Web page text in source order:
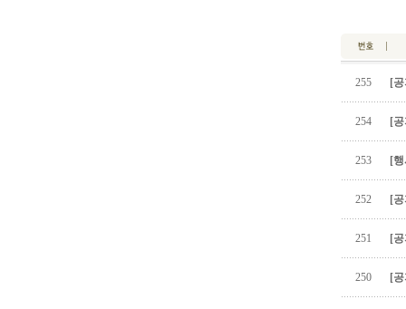
255 [
254 [
253 [
252 [
251 [
250 [